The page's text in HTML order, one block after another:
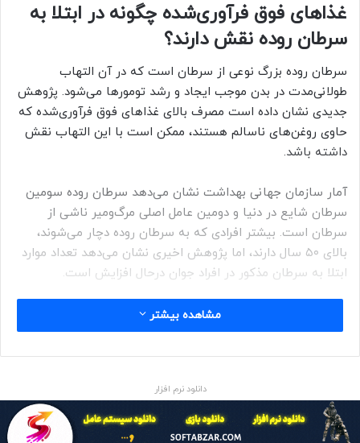
غذاهای فوق فرآوری‌شده چگونه در ابتلا به
سرطان روده نقش دارند؟
سرطان روده بزرگ نوعی از سرطان است که در آن التهاب‌
طولانی‌مدت در بدن موجب ایجاد و رشد تومورها می‌شود. پژوهش
جدیدی نشان داده است مصرف بالای غذاهای فوق فرآوری‌شده که
حاوی روغن‌های ناسالم هستند، ممکن است با این التهاب نقش
داشته باشد.
آمار سازمان جهانی بهداشت نشان می‌دهد سرطان روده سومین
سرطان شایع در دنیا و دومین عامل اصلی مرگ‌ومیر ناشی از
سرطان است. بیشتر افرادی که به سرطان روده دچار می‌شوند،
بالای ۵۰ سال دارند، اما پژوهش اخیری نشان می‌دهد تعداد موارد
ابتلا به سرطان مذکور در افراد جوان درحال افزایش است.
مرگ‌ومیر ناشی از سرطان است
در سرطان روده، فرایندهای التهاب و رفع التهاب در بدن (زنگ‌های
خطری که سلول‌های بدن را برای مبارزه با بیماری فعال می‌کنند یا
مشاهده بیشتر
دانلود نرم افزار